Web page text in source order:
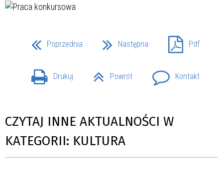
Poprzednia Następna Pdf
Drukuj Powrót Kontakt
CZYTAJ INNE AKTUALNOŚCI W
KATEGORII: KULTURA